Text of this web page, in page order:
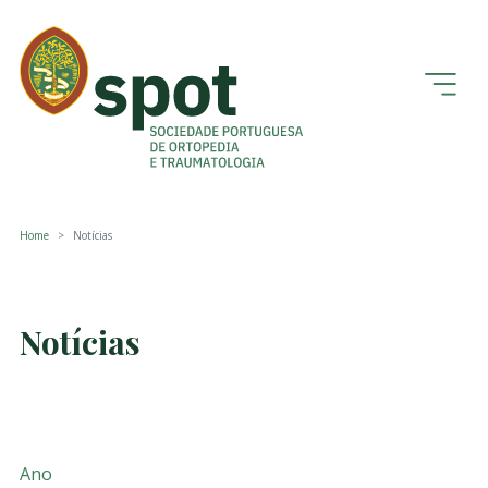
Home Notícias
Notícias
Ano